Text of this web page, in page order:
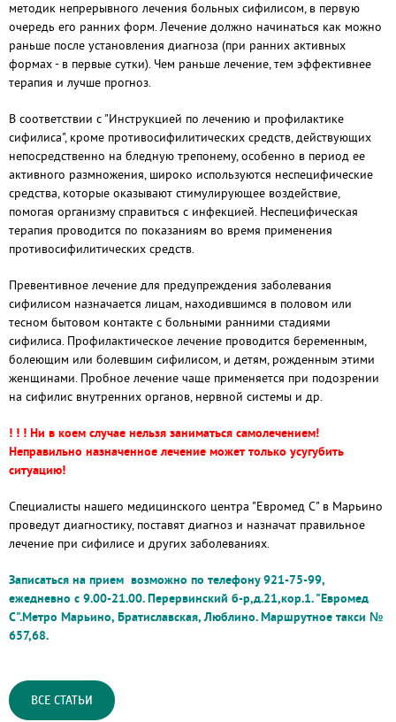
методик непрерывного лечения больных сифилисом, в первую
очередь его ранних форм. Лечение должно начинаться как можно
раньше после установления диагноза (при ранних активных
формах - в первые сутки). Чем раньше лечение, тем эффективнее
терапия и лучше прогноз.
В соответствии с "Инструкцией по лечению и профилактике
сифилиса", кроме противосифилитических средств, действующих
непосредственно на бледную трепонему, особенно в период ее
активного размножения, широко используются неспецифические
средства, которые оказывают стимулирующее воздействие,
помогая организму справиться с инфекцией. Неспецифическая
терапия проводится по показаниям во время применения
противосифилитических средств.
Превентивное лечение для предупреждения заболевания
сифилисом назначается лицам, находившимся в половом или
тесном бытовом контакте с больными ранними стадиями
сифилиса. Профилактическое лечение проводится беременным,
болеющим или болевшим сифилисом, и детям, рожденным этими
женщинами. Пробное лечение чаще применяется при подозрении
на сифилис внутренних органов, нервной системы и др.
! ! ! Ни в коем случае нельзя заниматься самолечением!
Неправильно назначенное лечение может только усугубить
ситуацию!
Специалисты нашего медицинского центра "Евромед С" в Марьино
проведут диагностику, поставят диагноз и назначат правильное
лечение при сифилисе и других заболеваниях.
Записаться на прием возможно по телефону 921-75-99,
ежедневно с 9.00-21.00.Перервинский б-р,д.21,кор.1. "Евромед
С".Метро Марьино, Братиславская, Люблино. Маршрутное такси №
657,68.
ВСЕ СТАТЬИ